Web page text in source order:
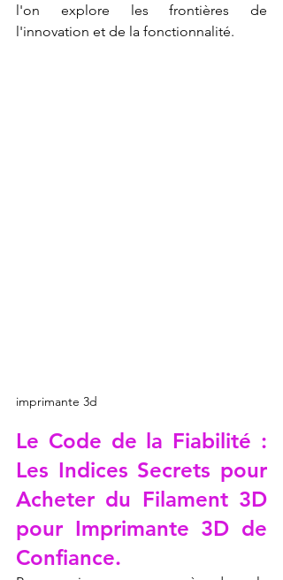
l'on explore les frontières de
l'innovation et de la fonctionnalité.
imprimante 3d
Le Code de la Fiabilité :
Les Indices Secrets pour
Acheter du Filament 3D
pour Imprimante 3D de
Confiance.